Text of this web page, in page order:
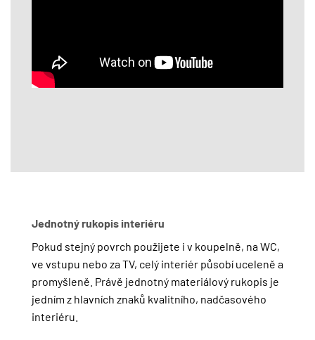
Jednotný rukopis interiéru
Pokud stejný povrch použijete i v koupelně, na WC,
ve vstupu nebo za TV, celý interiér působí uceleně a
promyšleně. Právě jednotný materiálový rukopis je
jedním z hlavních znaků kvalitního, nadčasového
interiéru.